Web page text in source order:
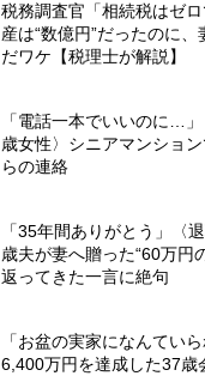
税務調査官「相続税はゼ
産は“数億円”だったのに
だワケ【税理士が解説】
「電話一本でいいのに…
歳女性〉シニアマンショ
らの連絡
「35年間ありがとう」〈
歳夫が妻へ贈った“60万円
返ってきた一言に絶句
「お盆の実家になんてい
6,400万円を達成した37歳